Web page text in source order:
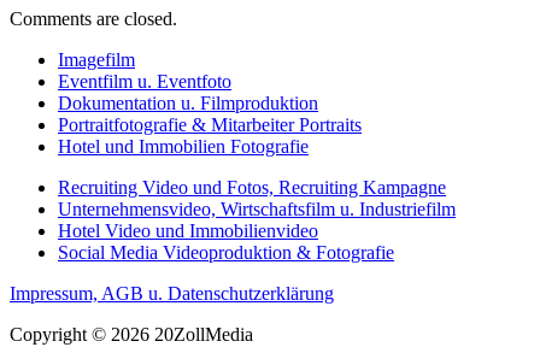
Comments are closed.
Imagefilm
Eventfilm u. Eventfoto
Dokumentation u. Filmproduktion
Portraitfotografie & Mitarbeiter Portraits
Hotel und Immobilien Fotografie
Recruiting Video und Fotos, Recruiting Kampagne
Unternehmensvideo, Wirtschaftsfilm u. Industriefilm
Hotel Video und Immobilienvideo
Social Media Videoproduktion & Fotografie
Impressum, AGB u. Datenschutzerklärung
Copyright © 2026 20ZollMedia